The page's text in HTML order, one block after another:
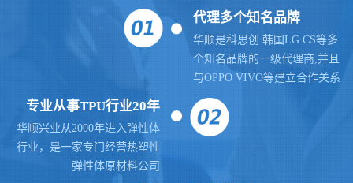
代理多个知名品牌
华顺是科思创 韩国LG CS等多
个知名品牌的一级代理商,并且
与OPPO VIVO等建立合作关系
专业从事TPU行业20年
华顺兴业从2000年进入弹性体
行业，是一家专门经营热塑性
弹性体原材料公司